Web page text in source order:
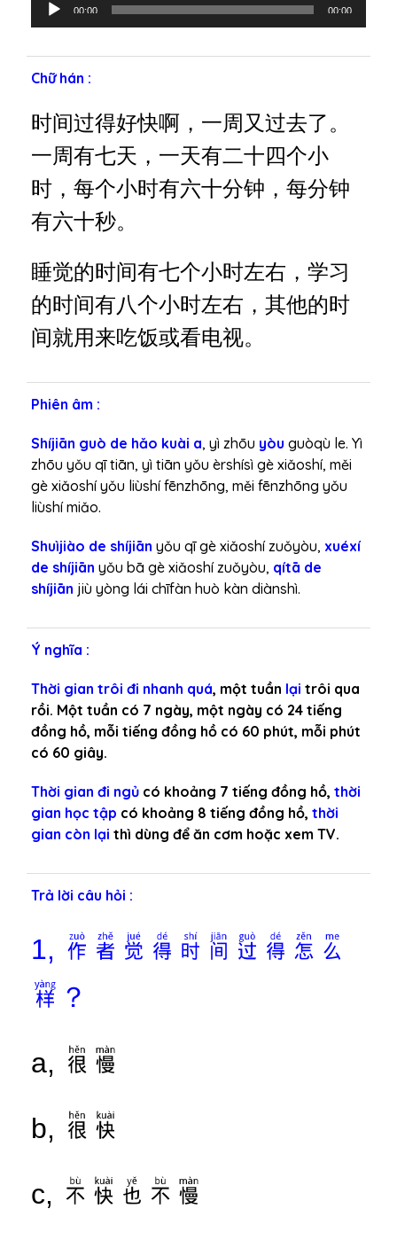
r
h
h
á
â
m
a
n
00:00 00:00
Chữ hán :
时间过得好快啊，一周又过去了。
一周有七天，一天有二十四个小
时，每个小时有六十分钟，每分钟
有六十秒。
睡觉的时间有七个小时左右，学习
的时间有八个小时左右，其他的时
间就用来吃饭或看电视。
Phiên âm :
Shíjiān guò de hǎo kuài a, yì zhōu yòu guòqù le. Yì
zhōu yǒu qī tiān, yì tiān yǒu èrshísì gè xiǎoshí, měi
gè xiǎoshí yǒu liùshí fēnzhōng, měi fēnzhōng yǒu
liùshí miǎo.
Shuìjiào de shíjiān yǒu qī gè xiǎoshí zuǒyòu, xuéxí
de shíjiān yǒu bā gè xiǎoshí zuǒyòu, qítā de
shíjiān jiù yòng lái chīfàn huò kàn diànshì.
Ý nghĩa :
Thời gian trôi đi nhanh quá, một tuần lại trôi qua
rồi. Một tuần có 7 ngày, một ngày có 24 tiếng
đồng hồ, mỗi tiếng đồng hồ có 60 phút, mỗi phút
có 60 giây.
Thời gian đi ngủ có khoảng 7 tiếng đồng hồ, thời
gian học tập có khoảng 8 tiếng đồng hồ, thời
gian còn lại thì dùng để ăn cơm hoặc xem TV.
Trả lời câu hỏi :
1, 作者觉得时间过得怎么
样？
a, 很慢
b, 很快
c, 不快也不慢